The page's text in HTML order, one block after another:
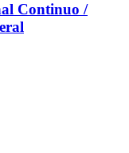
Continuo /